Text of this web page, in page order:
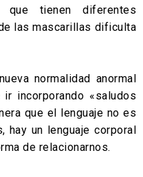
tienen diferentes
las mascarillas dificulta
normalidad anormal
incorporando «saludos
que el lenguaje no es
hay un lenguaje corporal
de relacionarnos.